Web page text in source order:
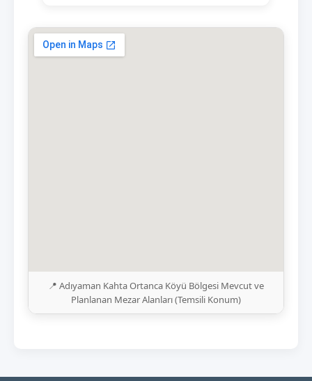
📍 Adıyaman Kahta Ortanca Köyü Bölgesi Mevcut ve
Planlanan Mezar Alanları (Temsili Konum)